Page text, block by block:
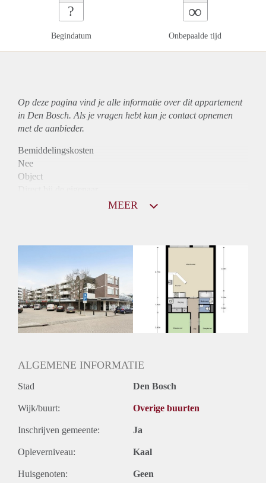
?
Begindatum
∞
Onbepaalde tijd
Op deze pagina vind je alle informatie over ditappartement
in Den Bosch. Als je vragen hebt kun je contact opnemen
met de aanbieder.
Bemiddelingskosten
Nee
Object
Mogelijk
Inkomen eis
N.V.T.
Huurtermijn
Onbepaalde termijn
Oplevering
MEER
ALGEMENE INFORMATIE
Stad Den Bosch
Wijk/buurt: Overige buurten
Inschrijven gemeente: Ja
Opleverniveau: Kaal
Huisgenoten: Geen